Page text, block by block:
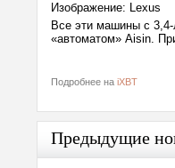
Изображение: Lexus
Все эти машины с
«автоматом» Aisin.
Подробнее на iXBT
Предыдущие